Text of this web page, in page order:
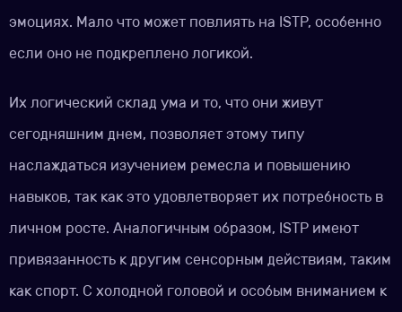
эмоциях. Мало что может повлиять на ISTP, особенно
если оно не подкреплено логикой.
Их логический склад ума и то, что они живут
сегодняшним днем, позволяет этому типу
наслаждаться изучением ремесла и повышению
навыков, так как это удовлетворяет их потребность в
личном росте. Аналогичным образом, ISTP имеют
привязанность к другим сенсорным действиям, таким
как спорт. С холодной головой и особым вниманием к